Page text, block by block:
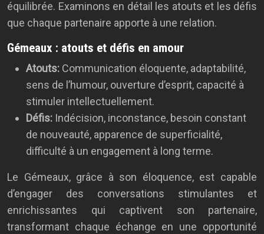
équilibrée. Examinons en détail les atouts et les défis
que chaque partenaire apporte à une relation.
Gémeaux : atouts et défis en amour
Atouts: Communication éloquente, adaptabilité,
sens de l’humour, ouverture d’esprit, capacité à
stimuler intellectuellement.
Défis: Indécision, inconstance, besoin constant
de nouveauté, apparence de superficialité,
difficulté à un engagement à long terme.
Le Gémeaux, grâce à son éloquence, est capable
d’engager des conversations stimulantes et
enrichissantes qui captivent son partenaire,
transformant chaque échange en une opportunité